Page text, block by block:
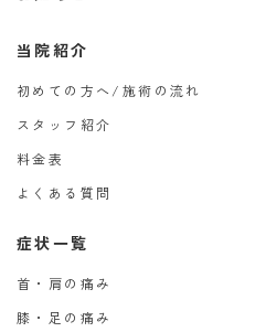
当院紹介
初めての方へ/施術の流れ
スタッフ紹介
料金表
よくある質問
症状一覧
首・肩の痛み
膝・足の痛み